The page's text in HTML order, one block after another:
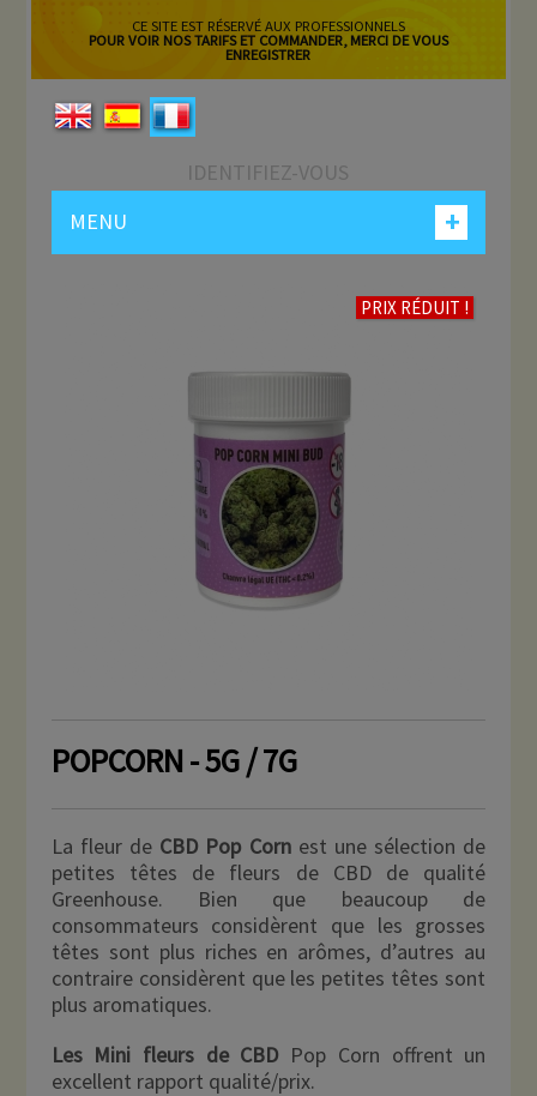
CE SITE EST RÉSERVÉ AUX PROFESSIONNELS
POUR VOIR NOS TARIFS ET COMMANDER, MERCI DE VOUS
ENREGISTRER
IDENTIFIEZ-VOUS
+
MENU
PRIX RÉDUIT !
POPCORN - 5G / 7G
La fleur de CBD Pop Cornest une sélection de
petites têtes de fleurs de CBD de qualité
Greenhouse. Bien que beaucoup de
consommateurs considèrent que les grosses
têtes sont plus riches en arômes, d’autres au
contraire considèrent que les petites têtes sont
plus aromatiques.
Les Mini fleurs de CBD Pop Corn offrent un
excellent rapport qualité/prix.